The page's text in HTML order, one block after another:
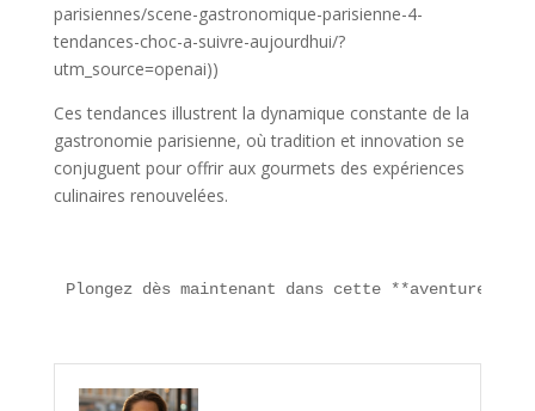
parisiennes/scene-gastronomique-parisienne-4-
tendances-choc-a-suivre-aujourdhui/?
utm_source=openai))
Ces tendances illustrent la dynamique constante de la
gastronomie parisienne, où tradition et innovation se
conjuguent pour offrir aux gourmets des expériences
culinaires renouvelées.
Plongez dès maintenant dans cette **aventure